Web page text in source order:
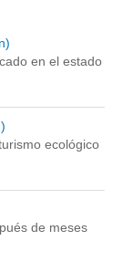
en el estado
ecológico
de meses